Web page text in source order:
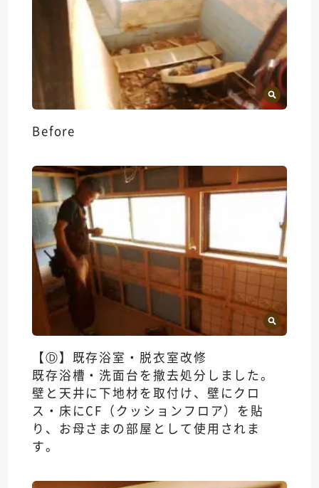
Before
【Ⓓ】既存浴室・脱衣室改修
既存浴槽・洗面台を撤去処分しました。
壁と天井に下地材を取付け、壁にクロ
ス・床にCF（クッションフロア）を貼
り、お母さまの部屋として使用されま
す。